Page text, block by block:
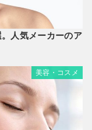
人気メーカーのア
美容・コスメ